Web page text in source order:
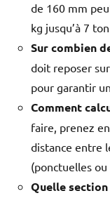
de 160 mm
kg jusqu’à 7
Sur combien
doit reposer
pour garantir
Comment
faire, prenez
distance entre
(ponctuelles
Quelle section